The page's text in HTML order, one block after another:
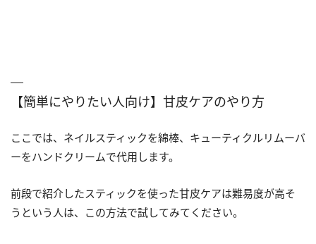
【簡単にやりたい人向け】甘皮ケアのやり方
ここでは、ネイルスティックを綿棒、キューティクルリムーバ
ーをハンドクリームで代用します。
前段で紹介したスティックを使った甘皮ケアは難易度が高そ
うという人は、この方法で試してみてください。